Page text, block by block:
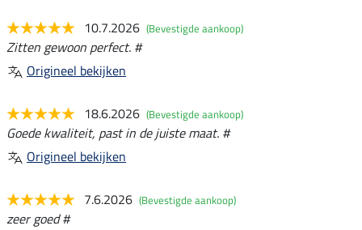
10.7.2026 (Bevestigde aankoop)
Zitten gewoon perfect. #
Origineel bekijken
18.6.2026 (Bevestigde aankoop)
Goede kwaliteit, past in de juiste maat. #
Origineel bekijken
7.6.2026 (Bevestigde aankoop)
zeer goed #